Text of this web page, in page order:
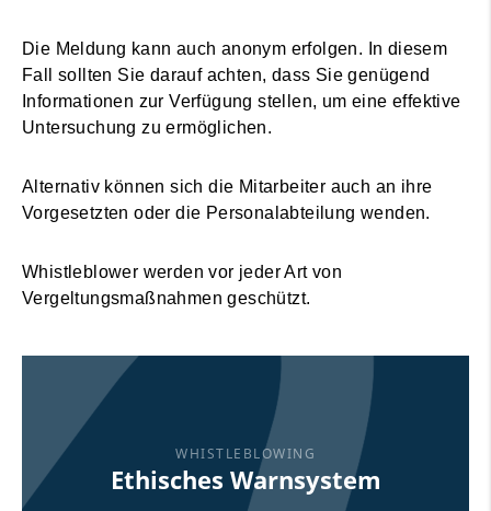
Die Meldung kann auch anonym erfolgen. In diesem
Fall sollten Sie darauf achten, dass Sie genügend
Informationen zur Verfügung stellen, um eine effektive
Untersuchung zu ermöglichen.
Alternativ können sich die Mitarbeiter auch an ihre
Vorgesetzten oder die Personalabteilung wenden.
Whistleblower werden vor jeder Art von
Vergeltungsmaßnahmen geschützt.
WHISTLEBLOWING
Ethisches Warnsystem